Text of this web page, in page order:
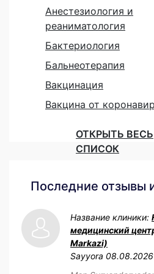
Анестезиология и
реаниматология
Бактериология
Бальнеотерапия
Вакцинация
Вакцина от
ОТКРЫТЬ ВЕСЬ
СПИСОК
Последние отзывы
Название клиники:
медицинский
Markazi)
Sayyora